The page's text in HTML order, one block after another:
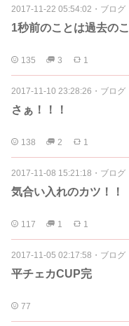
2017-11-22 05:54:02 ・ ブログ
1秒前のことは過去の
135 3 1
2017-11-10 23:28:26 ・ ブログ
さぁ！！！
138 2 1
2017-11-08 15:21:18 ・ ブログ
気合い入れのカツ！！
117 1 1
2017-11-05 02:17:58 ・ ブログ
平チェカCUP完
77